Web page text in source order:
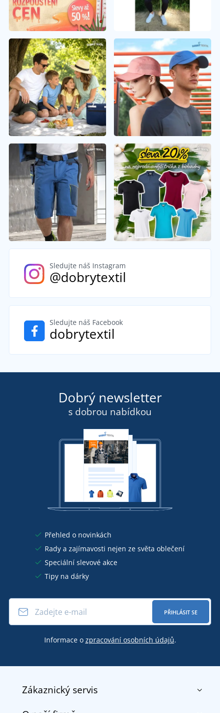
Sledujte náš Instagram
@dobrytextil
Sledujte náš Facebook
dobrytextil
Dobrý newsletter
s dobrou nabídkou
Přehled o novinkách
Rady a zajímavosti nejen ze světa oblečení
Speciální slevové akce
Tipy na dárky
PŘIHLÁSIT SE
Informace o zpracování osobních údajů.
Zákaznický servis